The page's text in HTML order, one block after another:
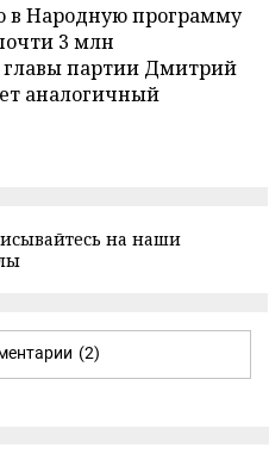
в Народную программу
3 млн
партии Дмитрий
аналогичный
на наши
(2)